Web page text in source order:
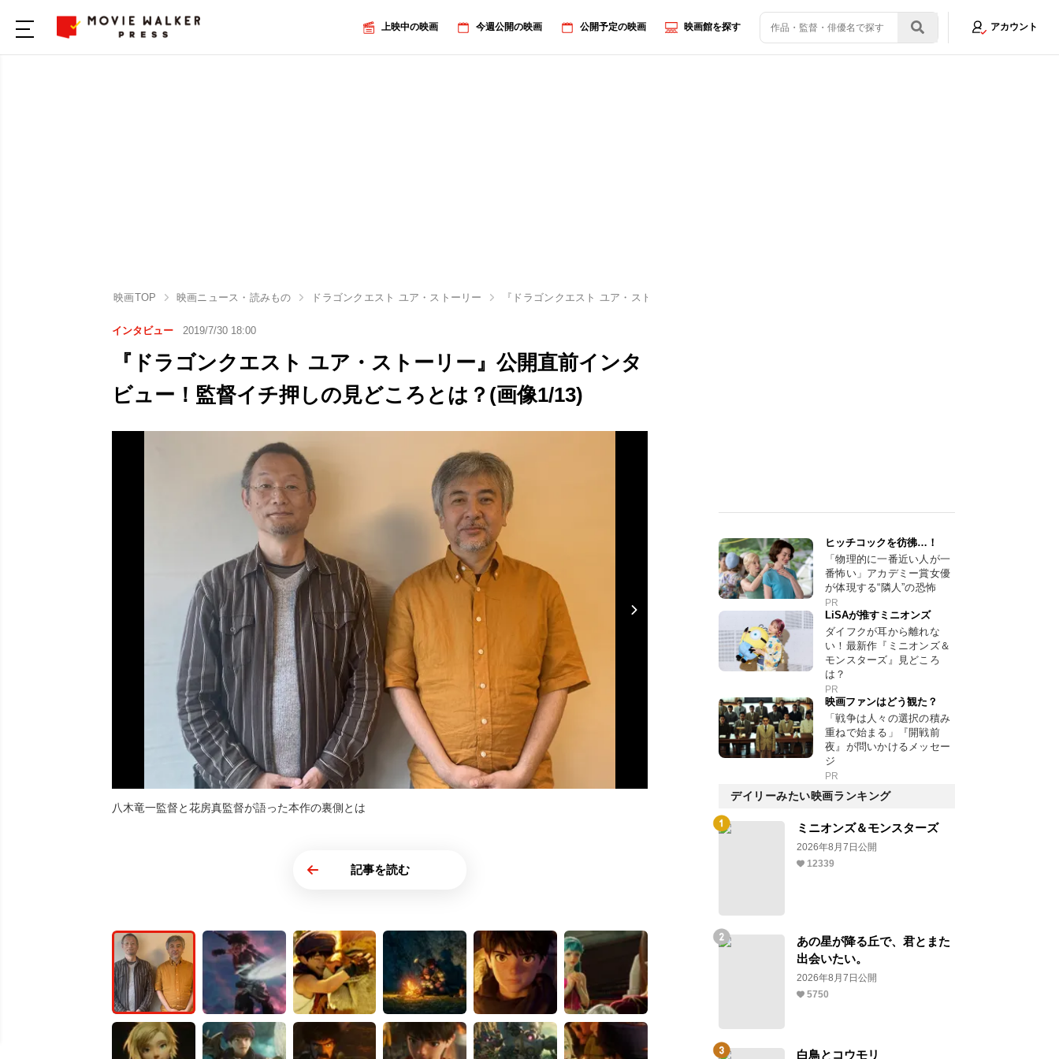
上映中の映画 今週公開の映画 公開予定の映画 映画館を探す アカウント
映画TOP 映画ニュース・読みもの ドラゴンクエスト ユア・ストーリー 『ドラゴンクエスト ユア・ストーリー』公開直前インタビュー！監督イチ押しの見どころとは？
インタビュー 2019/7/30 18:00
『ドラゴンクエスト ユア・ストーリー』公開直前インタ
ビュー！監督イチ押しの見どころとは？(画像1/13)
八木竜一監督と花房真監督が語った本作の裏側とは
記事を読む
ヒッチコックを彷彿…！
「物理的に一番近い人が一
番怖い」アカデミー賞女優
が体現する“隣人”の恐怖
PR
LiSAが推すミニオンズ
ダイフクが耳から離れな
い！最新作『ミニオンズ＆
モンスターズ』見どころ
は？
PR
映画ファンはどう観た？
「戦争は人々の選択の積み
重ねで始まる」『開戦前
夜』が問いかけるメッセー
ジ
PR
デイリーみたい映画ランキング
ミニオンズ＆モンスターズ
2026年8月7日公開
12339
あの星が降る丘で、君とまた
出会いたい。
2026年8月7日公開
5750
白鳥とコウモリ